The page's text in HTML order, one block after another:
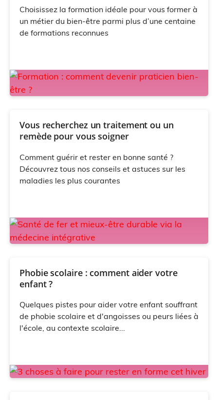
Choisissez la formation idéale pour vous former à
un métier du bien-être parmi plus d’une centaine
de formations reconnues
Vous recherchez un traitement ou un
remède pour vous soigner
Comment guérir et rester en bonne santé ?
Découvrez tous nos conseils et astuces sur les
maladies les plus courantes
Phobie scolaire : comment aider votre
enfant ?
Quelques pistes pour aider votre enfant souffrant
de phobie scolaire et d'angoisses ou peurs liées à
l'école, au contexte scolaire...